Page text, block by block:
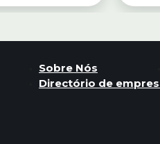
Sobre Nós
Directório de